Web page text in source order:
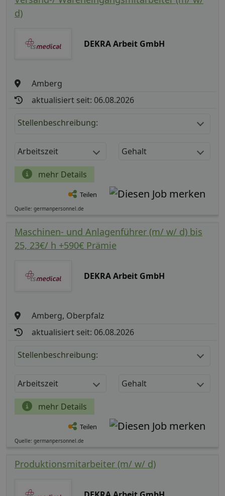
d)
DEKRA Arbeit GmbH
Amberg
aktualisiert seit: 06.08.2026
Stellenbeschreibung:
Arbeitszeit Gehalt
mehr Details
Teilen
Quelle: germanpersonnel.de
Maschinen- und Anlagenführer (m/ w/ d) bis
25, 23€/ h +590€ Prämie
DEKRA Arbeit GmbH
Amberg, Oberpfalz
aktualisiert seit: 06.08.2026
Stellenbeschreibung:
Arbeitszeit Gehalt
mehr Details
Teilen
Quelle: germanpersonnel.de
Produktionsmitarbeiter (m/ w/ d)